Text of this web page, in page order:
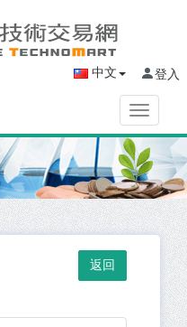
中文 登入
Toggle